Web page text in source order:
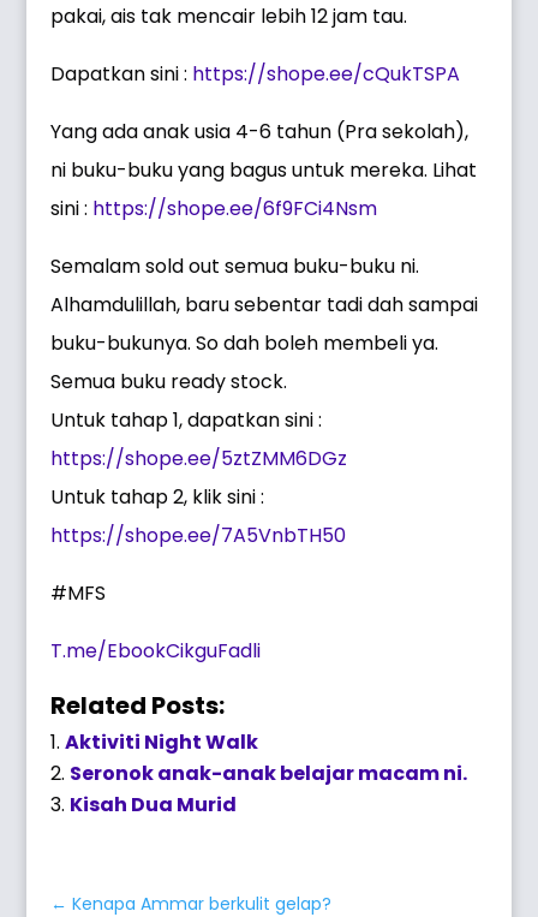
pakai, ais tak mencair lebih 12 jam tau.
Dapatkan sini : https://shope.ee/cQukTSPA
Yang ada anak usia 4-6 tahun (Pra sekolah),
ni buku-buku yang bagus untuk mereka. Lihat
sini : https://shope.ee/6f9FCi4Nsm
Semalam sold out semua buku-buku ni.
Alhamdulillah, baru sebentar tadi dah sampai
buku-bukunya. So dah boleh membeli ya.
Semua buku ready stock.
Untuk tahap 1, dapatkan sini :
https://shope.ee/5ztZMM6DGz
Untuk tahap 2, klik sini :
https://shope.ee/7A5VnbTH50
#MFS
T.me/EbookCikguFadli
Related Posts:
Aktiviti Night Walk
Seronok anak-anak belajar macam ni.
Kisah Dua Murid
←Kenapa Ammar berkulit gelap?